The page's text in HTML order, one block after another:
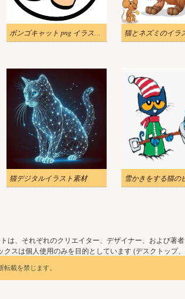
ボンゴキャット png イラスト 8 猫とネズミのイラ
猫デジタルイラスト素材
は、それぞれのクリエイター、デザイナー、および
スは個人使用のみを目的としています (デスクトップ
載を禁じます。